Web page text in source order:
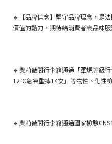
🔸【品牌信念】堅守品牌理念，是
價值的動力，期待給消費者高品味
🔸奧莉薇閣行李箱通過「軍規等級
12℃急凍重摔14次」等物性、化性
🔸奧莉薇閣行李箱通過國家檢驗